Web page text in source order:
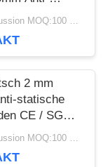
Fußböden mitprice discussion MOQ:100 Quadratmeter
2 mm
statische
CE / SGS /
price discussion MOQ:100 Quadratmeter